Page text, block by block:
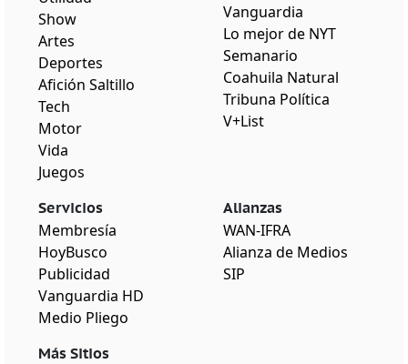
Show
Artes
Deportes
Afición Saltillo
Tech
Motor
Vida
Juegos
Vanguardia
Lo mejor de NYT
Semanario
Coahuila Natural
Tribuna Política
V+List
Servicios
Membresía
HoyBusco
Publicidad
Vanguardia HD
Medio Pliego
Más Sitios
Alianzas
WAN-IFRA
Alianza de Medios
SIP